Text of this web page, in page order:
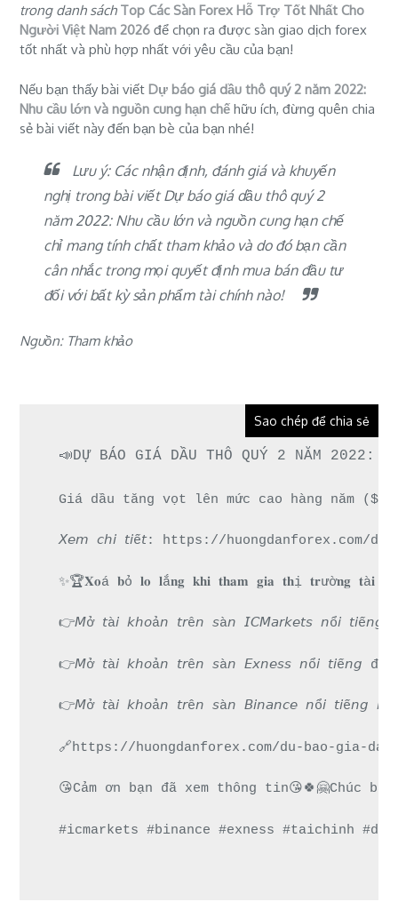
trong danh sách Top Các Sàn Forex Hỗ Trợ Tốt Nhất Cho
Người Việt Nam 2026 để chọn ra được sàn giao dịch forex
tốt nhất và phù hợp nhất với yêu cầu của bạn!
Nếu bạn thấy bài viếtDự báo giá dầu thô quý 2 năm 2022:
Nhu cầu lớn và nguồn cung hạn chế hữu ích, đừng quên chia
sẻ bài viết này đến bạn bè của bạn nhé!
Lưu ý: Các nhận định, đánh giá và khuyến
nghị trong bài viết Dự báo giá dầu thô quý 2
năm 2022: Nhu cầu lớn và nguồn cung hạn chế
chỉ mang tính chất tham khảo và do đó bạn cần
cân nhắc trong mọi quyết định mua bán đầu tư
đối với bất kỳ sản phẩm tài chính nào!
Nguồn: Tham khảo
Sao chép để chia sẻ
📣DỰ BÁO GIÁ DẦU THÔ QUÝ 2 NĂM 2022:
Giá dầu tăng vọt lên mức cao hàng năm
𝘟𝘦𝘮 𝘤𝘩𝘪 𝘵𝘪ế𝘵: https://huongdanforex.com/
✨🏆𝐗𝐨á 𝐛ỏ 𝐥𝐨 𝐥ắ𝐧𝐠 𝐤𝐡𝐢 𝐭𝐡𝐚𝐦 𝐠𝐢𝐚 𝐭𝐡ị 𝐭𝐫ườ𝐧𝐠 𝐭à𝐢
👉𝘔ở 𝘵à𝘪 𝘬𝘩𝘰ả𝘯 𝘵𝘳ê𝘯 𝘴à𝘯 𝘐𝘊𝘔𝘢𝘳𝘬𝘦𝘵𝘴 𝘯ổ𝘪
👉𝘔ở 𝘵à𝘪 𝘬𝘩𝘰ả𝘯 𝘵𝘳ê𝘯 𝘴à𝘯 𝘌𝘹𝘯𝘦𝘴𝘴 𝘯ổ𝘪 𝘵𝘪ế𝘯𝘨
👉𝘔ở 𝘵à𝘪 𝘬𝘩𝘰ả𝘯 𝘵𝘳ê𝘯 𝘴à𝘯 𝘉𝘪𝘯𝘢𝘯𝘤𝘦 𝘯ổ𝘪
🔗https://huongdanforex.com/du-bao-gia-
😘Cảm ơn bạn đã xem thông tin😘🍀🤗Chúc
#icmarkets #binance #exness #taichinh